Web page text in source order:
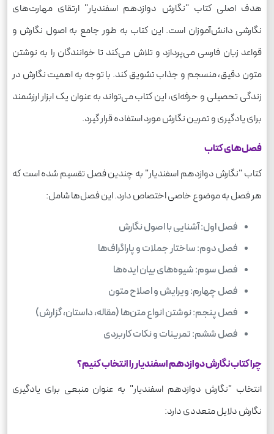
هدف اصلی کتاب "نگارش دوازدهم اسفندیار" ارتقای مهارت‌های
نگارشی دانش‌آموزان است. این کتاب به طور جامع به اصول نگارش و
قواعد زبان فارسی می‌پردازد و تلاش می‌کند تا خوانندگان را به نوشتن
متون دقیق، منسجم و جذاب تشویق کند. با توجه به اهمیت نگارش در
زندگی تحصیلی و حرفه‌ای، این کتاب می‌تواند به عنوان یک ابزار ارزشمند
برای یادگیری و تمرین نگارش مورد استفاده قرار گیرد.
فصل‌های کتاب
کتاب "نگارش دوازدهم اسفندیار" به چندین فصل تقسیم شده است که
هر فصل به موضوع خاصی اختصاص دارد. این فصل‌ها شامل:
فصل اول: آشنایی با اصول نگارش
فصل دوم: ساختار جملات و پاراگراف‌ها
فصل سوم: شیوه‌های بیان ایده‌ها
فصل چهارم: ویرایش و اصلاح متون
فصل پنجم: نوشتن انواع متن‌ها (مقاله، داستان، گزارش)
فصل ششم: تمرینات و نکات کاربردی
چرا کتاب نگارش دوازدهم اسفندیار را انتخاب کنیم؟
انتخاب "نگارش دوازدهم اسفندیار" به عنوان منبعی برای یادگیری
نگارش دلایل متعددی دارد: